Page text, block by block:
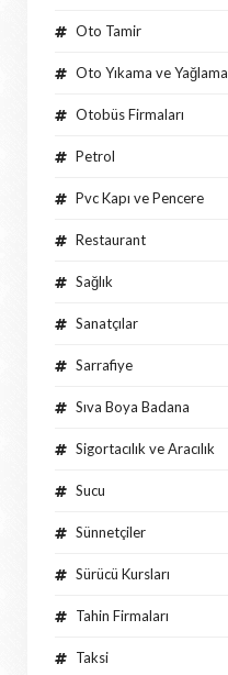
Oto Tamir
Oto Yıkama ve Yağlama
Otobüs Firmaları
Petrol
Pvc Kapı ve Pencere
Restaurant
Sağlık
Sanatçılar
Sarrafiye
Sıva Boya Badana
Sigortacılık ve Aracılık
Sucu
Sünnetçiler
Sürücü Kursları
Tahin Firmaları
Taksi